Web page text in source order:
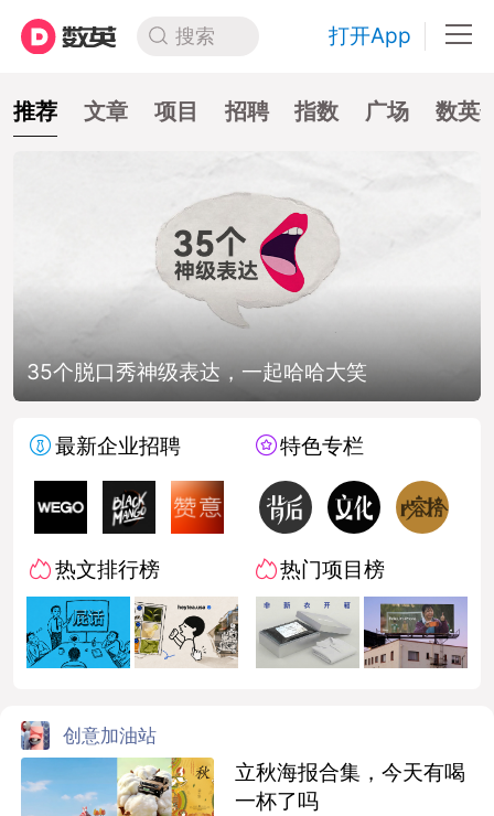
搜索 打开App
推荐 文章 项目 招聘 指数 广场 数英
35个脱口秀神级表达，一起哈哈大笑
最新企业招聘
热文排行榜
特色专栏
热门项目榜
创意加油站
立秋海报合集，今天有喝
一杯了吗